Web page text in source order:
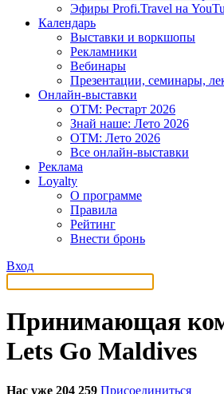
Эфиры Profi.Travel на
Календарь
Выставки и воркшопы
Рекламники
Вебинары
Презентации, семинары,
Онлайн-выставки
OTM: Рестарт 2026
Знай наше: Лето 2026
OTM: Лето 2026
Все онлайн-выставки
Реклама
Loyalty
О программе
Правила
Рейтинг
Внести бронь
Вход
Принимающая
Lets Go Maldives
Нас уже 204 259 Присоединиться